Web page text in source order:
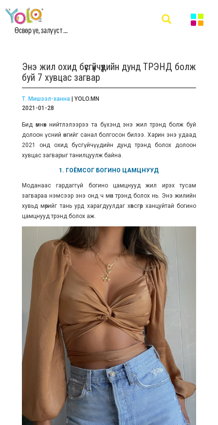
Өсвөр үе, залууст ...
Энэ жил охид бүсгүйчүүдийн дунд ТРЭНД болж
буй 7 хувцас загвар
Т. Мишээл-ханна| YOLO.MN
2021-01-28
Бид өмнөх нийтлэлээрээ та бүхэнд энэ жил трэнд болж буй
долоон үсний өнгийг санал болгосон билээ. Харин энэ удаад
2021 онд охид бүсгүйчүүдийн дунд трэнд болох долоон
хувцас загварыг танилцуулж байна.
1. ГОЁМСОГ БОГИНО ЦАМЦНУУД
Моданаас гардаггүй богино цамцнууд жил ирэх тусам
загвараа нэмсээр энэ онд ч мөн трэнд болох нь. Энэ жилийн
хувьд мөрийг тань урд харагдуулдаг хөвсгөр ханцуйтай богино
цамцнууд трэнд болох аж.